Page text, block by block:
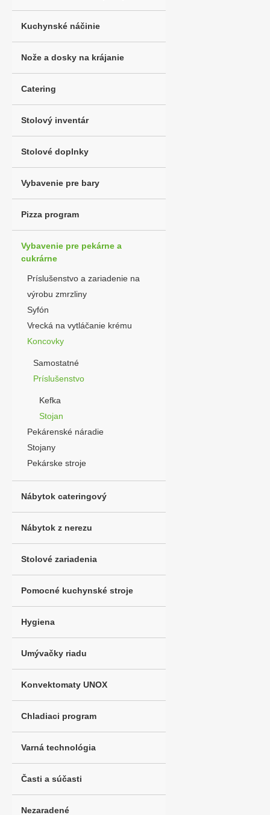
Kuchynské náčinie
Nože a dosky na krájanie
Catering
Stolový inventár
Stolové doplnky
Vybavenie pre bary
Pizza program
Vybavenie pre pekárne a
cukrárne
Príslušenstvo a zariadenie na
výrobu zmrzliny
Syfón
Vrecká na vytláčanie krému
Koncovky
Samostatné
Príslušenstvo
Kefka
Stojan
Pekárenské náradie
Stojany
Pekárske stroje
Nábytok cateringový
Nábytok z nerezu
Stolové zariadenia
Pomocné kuchynské stroje
Hygiena
Umývačky riadu
Konvektomaty UNOX
Chladiaci program
Varná technológia
Časti a súčasti
Nezaradené